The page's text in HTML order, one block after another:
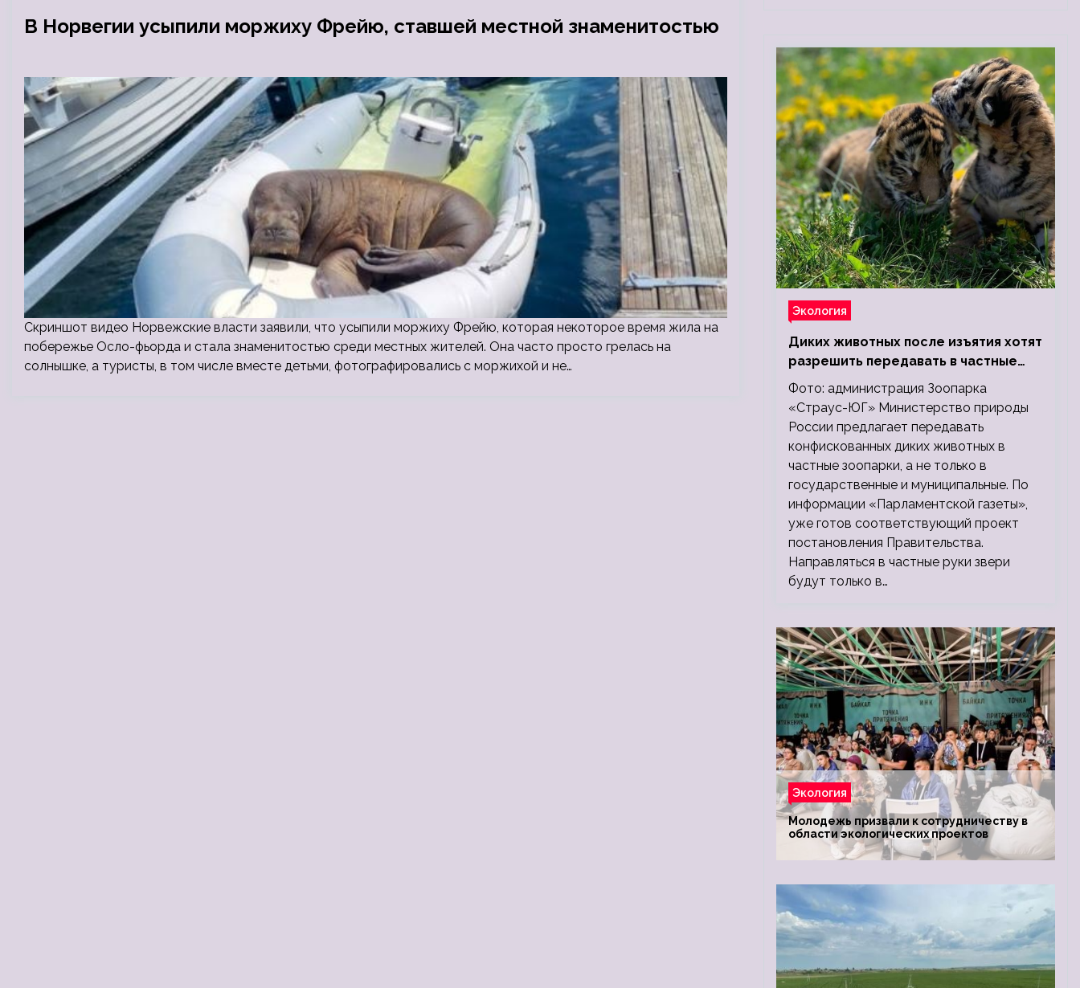
В Норвегии усыпили моржиху Фрейю, ставшей местной знаменитостью
Скриншот видео Норвежские власти заявили, что усыпили моржиху Фрейю, которая некоторое время жила на
побережье Осло-фьорда и стала знаменитостью среди местных жителей. Она часто просто грелась на
солнышке, а туристы, в том числе вместе детьми, фотографировались с моржихой и не…
Экология
Диких животных после изъятия хотят
разрешить передавать в частные
зоопарки
Фото: администрация Зоопарка
«Страус-ЮГ» Министерство природы
России предлагает передавать
конфискованных диких животных в
частные зоопарки, а не только в
государственные и муниципальные. По
информации «Парламентской газеты»,
уже готов соответствующий проект
постановления Правительства.
Направляться в частные руки звери
будут только в…
Экология
Молодежь призвали к сотрудничеству в
области экологических проектов